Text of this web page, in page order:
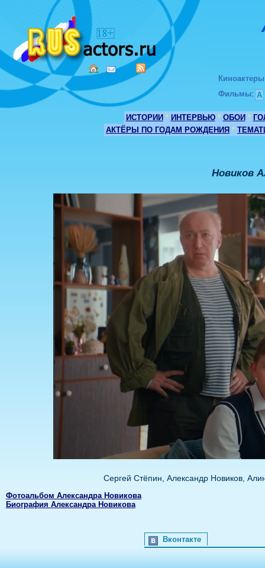
Киноактеры
Фильмы: А
ИСТОРИИ * ИНТЕРВЬЮ * ОБОИ *
АКТЁРЫ ПО ГОДАМ РОЖДЕНИЯ *
Новиков
Сергей Стёпин, Александр Новиков,
Фотоальбом Александра Новикова
Биография Александра Новикова
Вконтакте